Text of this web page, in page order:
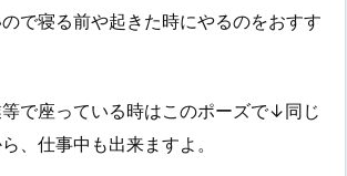
で寝る前や起きた時にやるのをおすす
で座っている時はこのポーズで↓同じ
、仕事中も出来ますよ。